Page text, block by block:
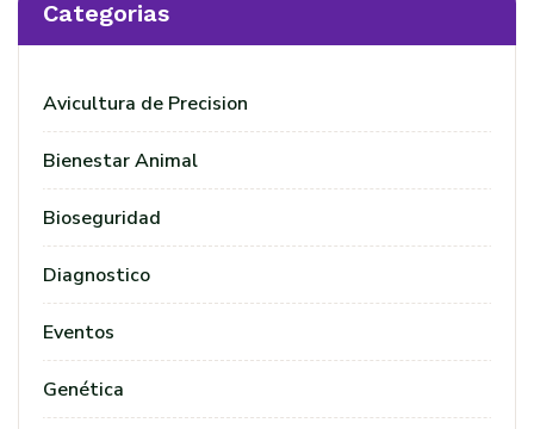
Categorias
Avicultura de Precision
Bienestar Animal
Bioseguridad
Diagnostico
Eventos
Genética